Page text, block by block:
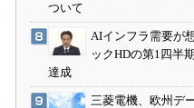
ついて
AIインフラ需要が
ックHDの第1四半
達成
三菱電機、欧州デ